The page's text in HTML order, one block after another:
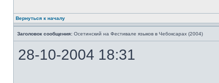
Вернуться к началу
Заголовок сообщения: Осетинский на Фестивале языков в Чебоксарах (2004)
28-10-2004 18:31